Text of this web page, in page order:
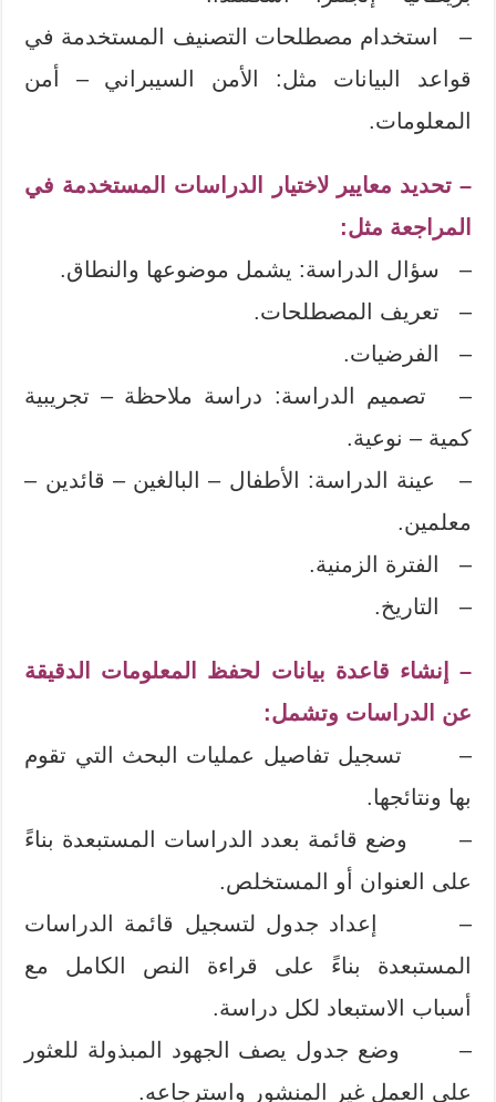
– استخدام مصطلحات التصنيف المستخدمة في
قواعد البيانات مثل: الأمن السيبراني – أمن
المعلومات.
– تحديد معايير لاختيار الدراسات المستخدمة في
المراجعة مثل:
– سؤال الدراسة: يشمل موضوعها والنطاق.
– تعريف المصطلحات.
– الفرضيات.
– تصميم الدراسة: دراسة ملاحظة – تجريبية
كمية – نوعية.
– عينة الدراسة: الأطفال – البالغين – قائدين –
معلمين.
– الفترة الزمنية.
– التاريخ.
– إنشاء قاعدة بيانات لحفظ المعلومات الدقيقة
عن الدراسات وتشمل:
– تسجيل تفاصيل عمليات البحث التي تقوم
بها ونتائجها.
– وضع قائمة بعدد الدراسات المستبعدة بناءً
على العنوان أو المستخلص.
– إعداد جدول لتسجيل قائمة الدراسات
المستبعدة بناءً على قراءة النص الكامل مع
أسباب الاستبعاد لكل دراسة.
– وضع جدول يصف الجهود المبذولة للعثور
على العمل غير المنشور واسترجاعه.